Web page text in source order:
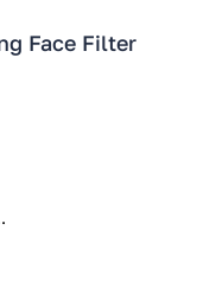
Face Filter
носа